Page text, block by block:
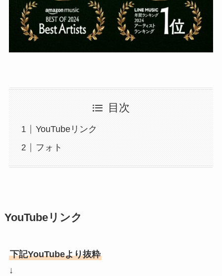
目次
YouTubeリンク
フォト
YouTubeリンク
下記YouTubeより抜粋
↓